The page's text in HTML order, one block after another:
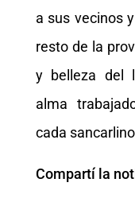
a sus vecinos
resto de la
y belleza del
alma
cada
Compartí la